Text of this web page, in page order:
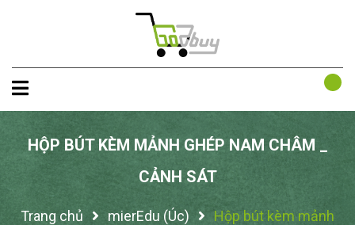
HỘP BÚT KÈM MẢNH GHÉP NAM CHÂM _
CẢNH SÁT
Trang chủ mierEdu (Úc)
Hộp bút kèm mảnh